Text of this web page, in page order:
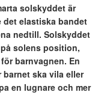
solskyddet är
det elastiska bandet
nedtill. Solskyddet
solens position,
barnvagnen. En
ska vila eller
en lugnare och mer